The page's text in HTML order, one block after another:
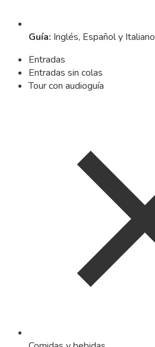
Guía: Inglés, Español y Italiano
Entradas
Entradas sin colas
Tour con audioguía